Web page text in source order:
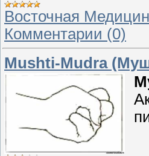
Восточная
Комментарии (0)
Mushti-Mudra